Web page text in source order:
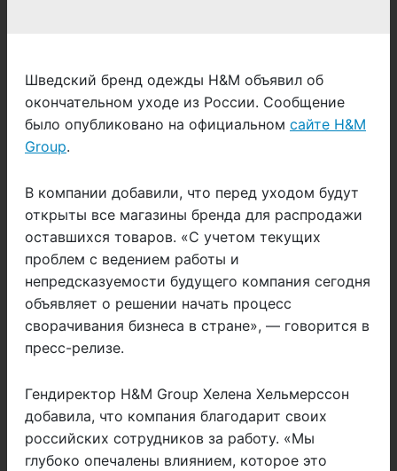
Шведский бренд одежды H&M объявил об
окончательном уходе из России. Сообщение
было опубликовано на официальном сайте H&M
Group.
В компании добавили, что перед уходом будут
открыты все магазины бренда для распродажи
оставшихся товаров. «С учетом текущих
проблем с ведением работы и
непредсказуемости будущего компания сегодня
объявляет о решении начать процесс
сворачивания бизнеса в стране», — говорится в
пресс-релизе.
Гендиректор H&M Group Хелена Хельмерссон
добавила, что компания благодарит своих
российских сотрудников за работу. «Мы
глубоко опечалены влиянием, которое это